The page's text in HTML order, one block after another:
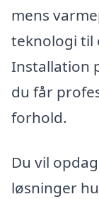
mens
teknologi til
Installation
du får
forhold.
Du vil
løsninger